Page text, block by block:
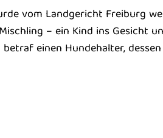
vom Landgericht Freiburg
– ein Kind ins Gesicht
einen Hundehalter,